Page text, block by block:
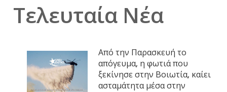
Τελευταία Νέα
Από την Παρασκευή το
απόγευμα, η φωτιά που
ξεκίνησε στην Βοιωτία, καίει
ασταμάτητα μέσα στην